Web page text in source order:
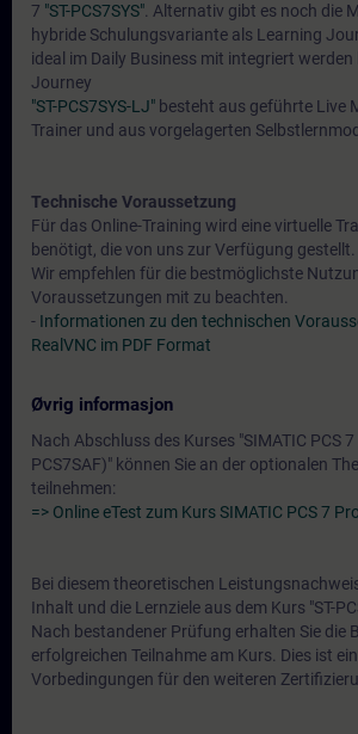
7 "ST-PCS7SYS" . Alternativ gibt es noch die
hybride Schulungsvariante als Learning
ideal im Daily Business mit integriert werden
Journey
"ST-PCS7SYS-LJ" besteht aus geführte Live
Trainer und aus vorgelagerten
Technische Voraussetzung
Für das Online-Training wird eine virtuelle
benötigt, die von uns zur Verfügung gestellt.
Wir empfehlen für die bestmöglichste
Voraussetzungen mit zu beachten.
- Informationen zu den technischen
RealVNC im PDF Format
Øvrig informasjon
Nach Abschluss des Kurses "SIMATIC PCS
PCS7SAF)" können Sie an der optionalen
teilnehmen:
=> Online eTest zum Kurs SIMATIC PCS 7
Bei diesem theoretischen
Inhalt und die Lernziele aus dem Kurs "ST-
Nach bestandener Prüfung erhalten Sie die
erfolgreichen Teilnahme am Kurs. Dies ist
Vorbedingungen für den weiteren